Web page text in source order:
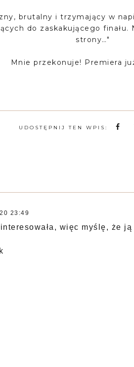
brutalny i trzymający w
do zaskakującego
strony…"
Mnie przekonuje! Premiera
UDOSTĘPNIJ TEN WPIS:
23:49
więc myślę, że ją